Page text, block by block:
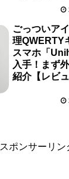
ごっついア
理QWERTY
スマホ「
入手！まず
紹介【レビュ
スポンサーリン